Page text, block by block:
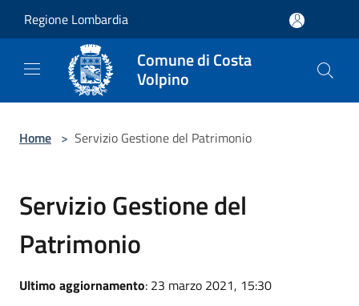
Regione Lombardia
Comune di Costa
Volpino
Home > Servizio Gestione del Patrimonio
Servizio Gestione del
Patrimonio
Ultimo aggiornamento: 23 marzo 2021, 15:30